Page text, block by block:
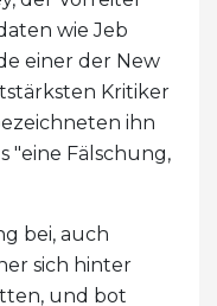
wie Jeb
einer der New
Kritiker
ihn
"eine Fälschung,
bei, auch
sich hinter
und bot